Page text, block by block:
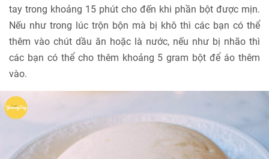
tay trong khoảng 15 phút cho đến khi phần bột được mịn.
Nếu như trong lúc trộn bộn mà bị khô thì các bạn có thể
thêm vào chút dầu ăn hoặc là nước, nếu như bị nhão thì
các bạn có thể cho thêm khoảng 5 gram bột để áo thêm
vào.